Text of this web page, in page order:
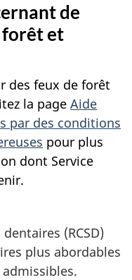
de
forêt et
des feux de forêt
la page Aide
par des conditions
pour plus
dont Service
(RCSD)
plus abordables